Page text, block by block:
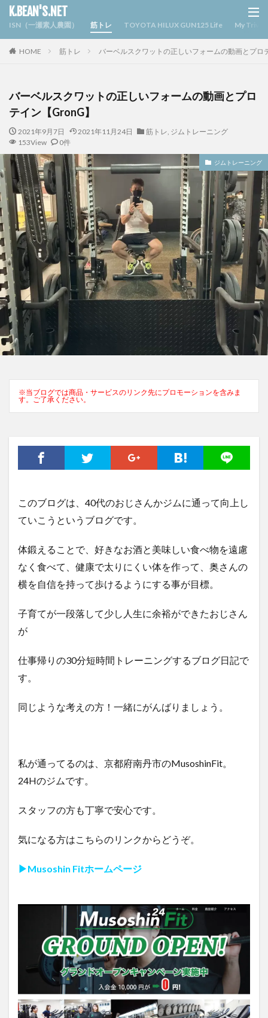
K.BEAN'S.NET
ISN（一瀬素人農園） 筋トレ TOYOTA HILUX GUN125 Life My Trivia
HOME 筋トレ バーベルスクワットの正しいフォームの動画とプロ
バーベルスクワットの正しいフォームの動画とプロ
テイン【GronG】
2021年9月7日 2021年11月24日 筋トレ, ジムトレーニング
153View
0件
ジムトレーニング
※当ブログでは商品・サービスのリンク先にプロモーションを含みま
す。ご了承ください。
このブログは、40代のおじさんかジムに通って向上し
ていこうというブログです。
体鍛えることで、好きなお酒と美味しい食べ物を遠慮
なく食べて、健康で太りにくい体を作って、奥さんの
横を自信を持って歩けるようにする事が目標。
子育てが一段落して少し人生に余裕ができたおじさん
が
仕事帰りの30分短時間トレーニングするブログ日記で
す。
同じような考えの方！一緒にがんばりましょう。
私が通ってるのは、京都府南丹市のMusoshinFit。
24Hのジムです。
スタッフの方も丁寧で安心です。
気になる方はこちらのリンクからどうぞ。
▶︎Musoshin Fitホームページ